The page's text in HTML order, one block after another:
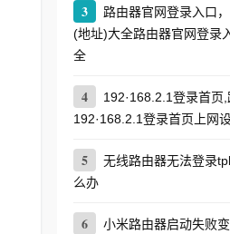
3
路由器官网登录入口
(地址)大全路由器官网登录
全
4
192·168.2.1登录首页
192·168.2.1登录首页上网
5
无线路由器无法登录
么办
6
小米路由器启动失败